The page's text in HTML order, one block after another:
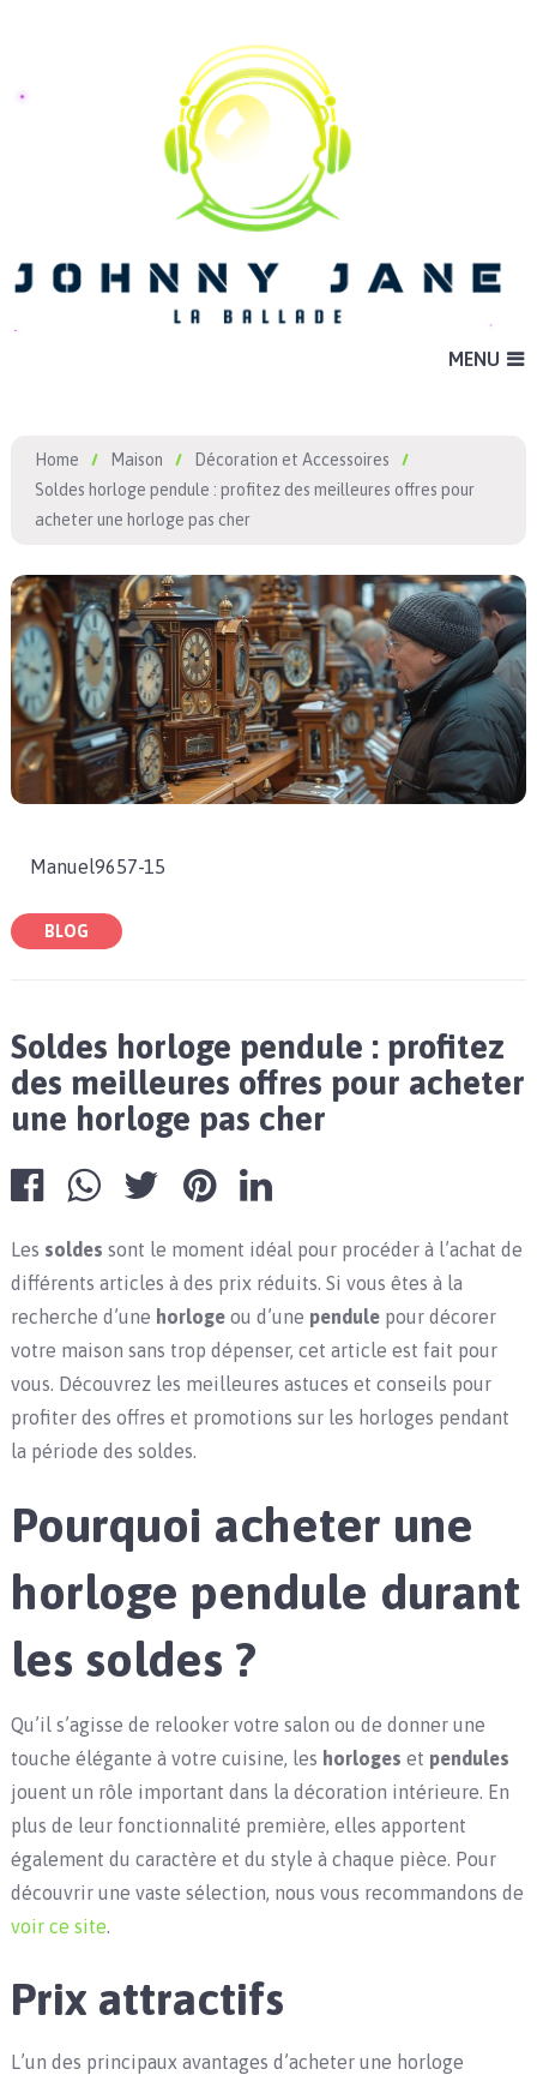
MENU
Home Maison
Décoration et Accessoires
Soldes horloge pendule : profitez des meilleures offres pour
acheter une horloge pas cher
Manuel9657-15
BLOG
Soldes horloge pendule : profitez
des meilleures offres pour acheter
une horloge pas cher
Les soldes sont le moment idéal pour procéder à l’achat de
différents articles à des prix réduits. Si vous êtes à la
recherche d’une horlogeou d’une pendulepour décorer
votre maison sans trop dépenser, cet article est fait pour
vous. Découvrez les meilleures astuces et conseils pour
profiter des offres et promotions sur les horloges pendant
la période des soldes.
Pourquoi acheter une
horloge pendule durant
les soldes ?
Qu’il s’agisse de relooker votre salon ou de donner une
touche élégante à votre cuisine, les horloges et pendules
jouent un rôle important dans la décoration intérieure. En
plus de leur fonctionnalité première, elles apportent
également du caractère et du style à chaque pièce. Pour
découvrir une vaste sélection, nous vous recommandons de
voir ce site.
Prix attractifs
L’un des principaux avantages d’acheter une horloge